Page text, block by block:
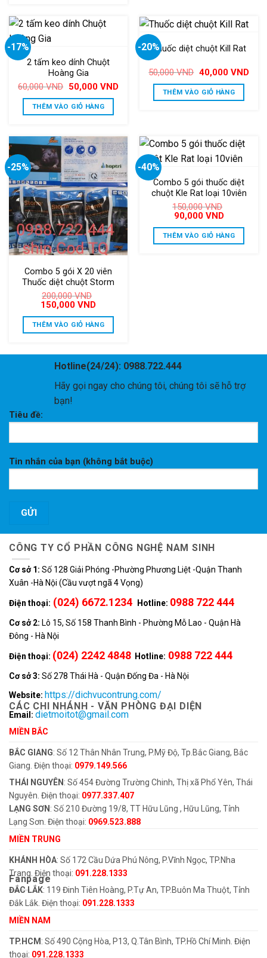
-17%
2 tấm keo dính Chuột
Hoàng Gia
60,000VND Giá
gốc
là:
60,000 VND.
50,000 VNDGiá
THÊM VÀO GIỎ HÀNG
-20%Thuốc diệt chuột Kill Rat
50,000VND Giá
gốc
là:
50,000 VND.
40,000 VNDGiá
THÊM VÀO GIỎ HÀNG
-25%
Combo 5 gói X 20 viên
Thuốc diệt chuột Storm
200,000VND
Giá
là:
200,000 VND.
150,000 VNDGiá
tại
là:
THÊM VÀO GIỎ HÀNG
-40%
Combo 5 gói thuốc diệt
chuột Kle Rat loại 10viên
150,000VND
Giá
gốc
là:
150,000 VND.
90,000 VNDGiá
tại
là:
THÊM VÀO GIỎ HÀNG
Hotline(24/24): 0988.722.444
Hãy gọi ngay cho chúng tôi, chúng tôi sẽ hỗ trợ
bạn!
Tiêu đề:
Tin nhắn của bạn (không bắt buộc)
CÔNG TY CỔ PHẦN CÔNG NGHỆ NAM SINH
Cơ sở 1: Số 128 Giải Phóng -Phường Phương Liệt -Quận Thanh
Xuân -Hà Nội (Cầu vượt ngã 4 Vọng)
Điện thoại: (024) 6672.1234 Hotline: 0988 722 444
Cơ sở 2: Lô 15, Số 158 Thanh Bình - Phường Mỗ Lao - Quận Hà
Đông - Hà Nội
Điện thoại: (024) 2242 4848 Hotline: 0988 722 444
Cơ sở 3: Số 278 Thái Hà - Quận Đống Đa - Hà Nội
Website: https://dichvucontrung.com/
Email: dietmoitot@gmail.com
CÁC CHI NHÁNH - VĂN PHÒNG ĐẠI DIỆN
MIỀN BẮC
BẮC GIANG: Số 12 Thân Nhân Trung, P.Mỹ Độ, Tp.Bắc Giang, Bắc
Giang. Điện thoại: 0979.149.566
THÁI NGUYÊN : Số 454 Đường Trường Chinh, Thị xã Phổ Yên, Thái
Nguyên. Điện thoại: 0977.337.407
LẠNG SƠN : Số 210 Đường 19/8, TT Hữu Lũng , Hữu Lũng, Tỉnh
Lạng Sơn. Điện thoại: 0969.523.888
MIỀN TRUNG
KHÁNH HÒA: Số 172 Cầu Dứa Phú Nông, P.Vĩnh Ngọc, TP.Nha
Trang. Điện thoại: 091.228.1333
ĐẮC LẮK: 119 Đinh Tiên Hoàng, P.Tự An, TP.Buôn Ma Thuột, Tỉnh
Đắk Lắk. Điện thoại: 091.228.1333
MIỀN NAM
TP.HCM : Số 490 Cộng Hòa, P13, Q.Tân Bình, TP.Hồ Chí Minh. Điện
thoại: 091.228.1333
Fanpage